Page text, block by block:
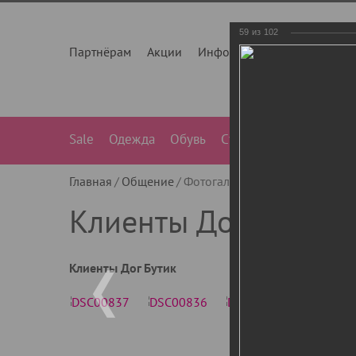
Партнёрам Акции Инфо О нас
Sale Одежда Обувь Сумки
Главная Общение Фотогалерея
Клиенты Дог Бутик
Клиенты Дог Бутик
59 из 102